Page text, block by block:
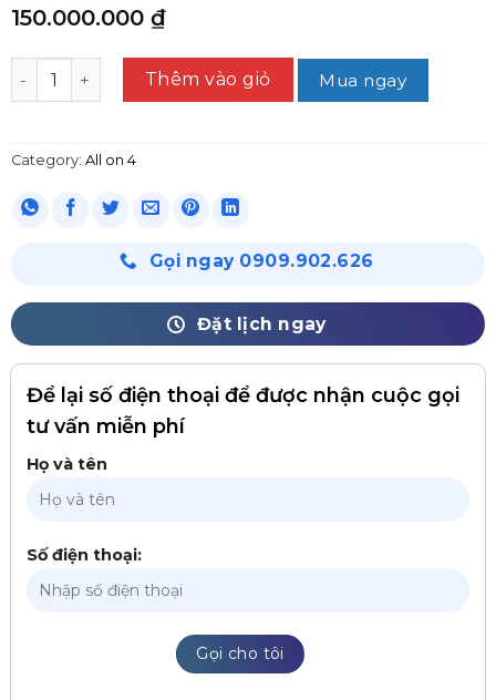
150.000.000 ₫
All on 4 quantityThêm vào giỏ Mua ngay
Category: All on 4
Gọi ngay 0909.902.626
Đặt lịch ngay
Để lại số điện thoại để được nhận cuộc gọi
tư vấn miễn phí
Họ và tên
Số điện thoại: